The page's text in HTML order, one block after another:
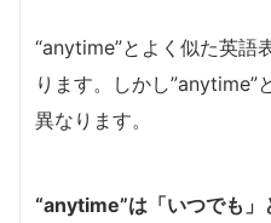
“anytime”とよく似た英語
ります。しかし”anytime”
異なります。
“anytime”は「いつでも」